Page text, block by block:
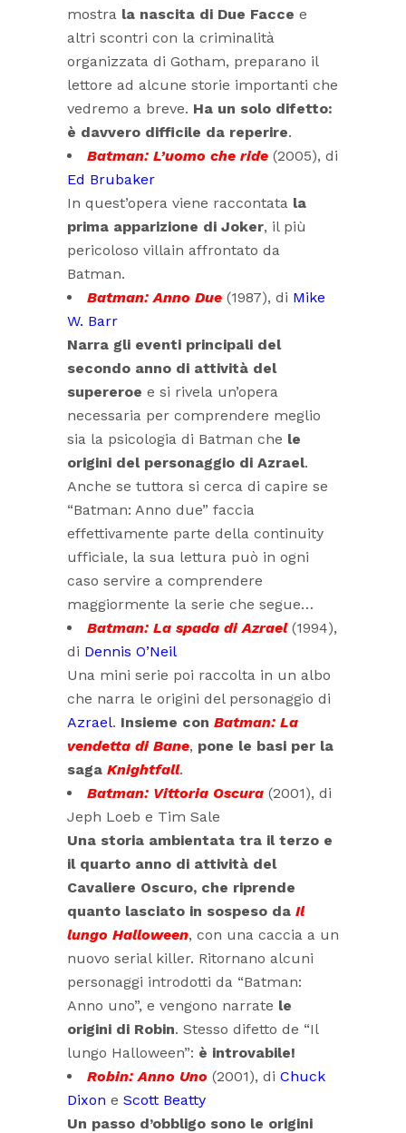
mostra la nascita di Due Facce e
altri scontri con la criminalità
organizzata di Gotham, preparano il
lettore ad alcune storie importanti che
vedremo a breve. Ha un solo difetto:
è davvero difficile da reperire.
Batman: L’uomo che ride (2005), di
Ed Brubaker
In quest’opera viene raccontata la
prima apparizione di Joker, il più
pericoloso villain affrontato da
Batman.
Batman: Anno Due (1987), di Mike
W. Barr
Narra gli eventi principali del
secondo anno di attività del
supereroe e si rivela un’opera
necessaria per comprendere meglio
sia la psicologia di Batman che le
origini del personaggio di Azrael.
Anche se tuttora si cerca di capire se
“Batman: Anno due” faccia
effettivamente parte della continuity
ufficiale, la sua lettura può in ogni
caso servire a comprendere
maggiormente la serie che segue…
Batman: La spada di Azrael(1994),
di Dennis O’Neil
Una mini serie poi raccolta in un albo
che narra le origini del personaggio di
Azrael. Insieme con Batman: La
vendetta di Bane, pone le basi per la
saga Knightfall.
Batman: Vittoria Oscura (2001), di
Jeph Loeb e Tim Sale
Una storia ambientata tra il terzo e
il quarto anno di attività del
Cavaliere Oscuro, che riprende
quanto lasciato in sospeso da Il
lungo Halloween, con una caccia a un
nuovo serial killer. Ritornano alcuni
personaggi introdotti da “Batman:
Anno uno”, e vengono narrate le
origini di Robin. Stesso difetto de “Il
lungo Halloween”: è introvabile!
Robin: Anno Uno (2001), di Chuck
Dixon e Scott Beatty
Un passo d’obbligo sono le origini